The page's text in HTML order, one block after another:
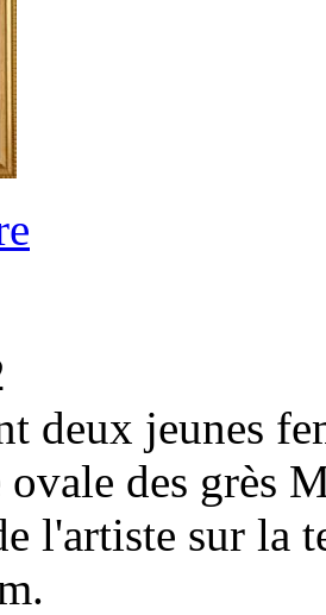
deux jeunes
des grès
l'artiste sur la